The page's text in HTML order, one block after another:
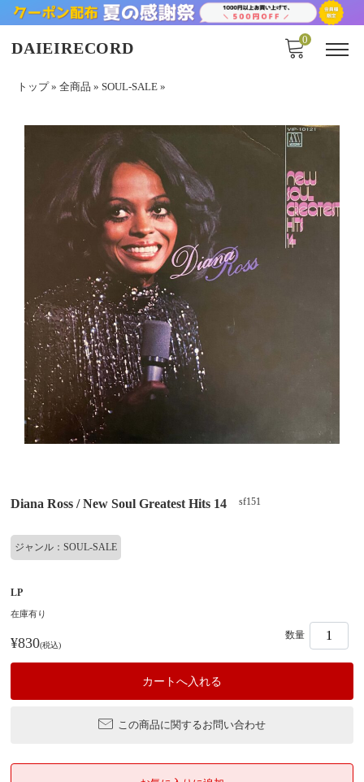
DAIEIRECORD 0
トップ» 全商品 » SOUL-SALE »
Diana Ross / New Soul Greatest Hits 14 sf151
ジャンル：SOUL-SALE
LP
在庫有り
¥830(税込)
数量
この商品に関するお問い合わせ